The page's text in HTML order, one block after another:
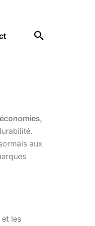
Rechercher
économies,
aux
les